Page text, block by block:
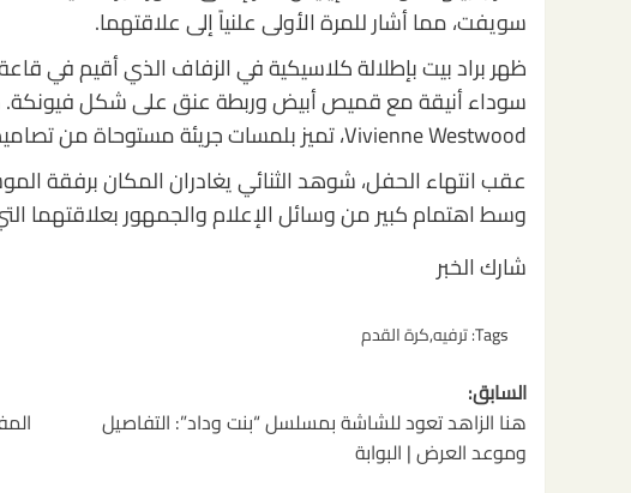
سويفت، مما أشار للمرة الأولى علنياً إلى علاقتهما.
ظهر براد بيت بإطلالة كلاسيكية في الزفاف الذي أقيم في
سوداء أنيقة مع قميص أبيض وربطة عنق على شكل فيونكة.
Vivienne Westwood، تميز بلمسات جريئة مستوحاة من تصاميم الزفاف الفاخرة.
عقب انتهاء الحفل، شوهد الثنائي يغادران المكان برفقة
وسط اهتمام كبير من وسائل الإعلام والجمهور بعلاقتهما
شارك الخبر
Tags: ترفيه,كرة القدم
تصفّح
المقالات
السابق:
هنا الزاهد تعود للشاشة بمسلسل “بنت وداد”: التفاصيل
وموعد العرض | البوابة